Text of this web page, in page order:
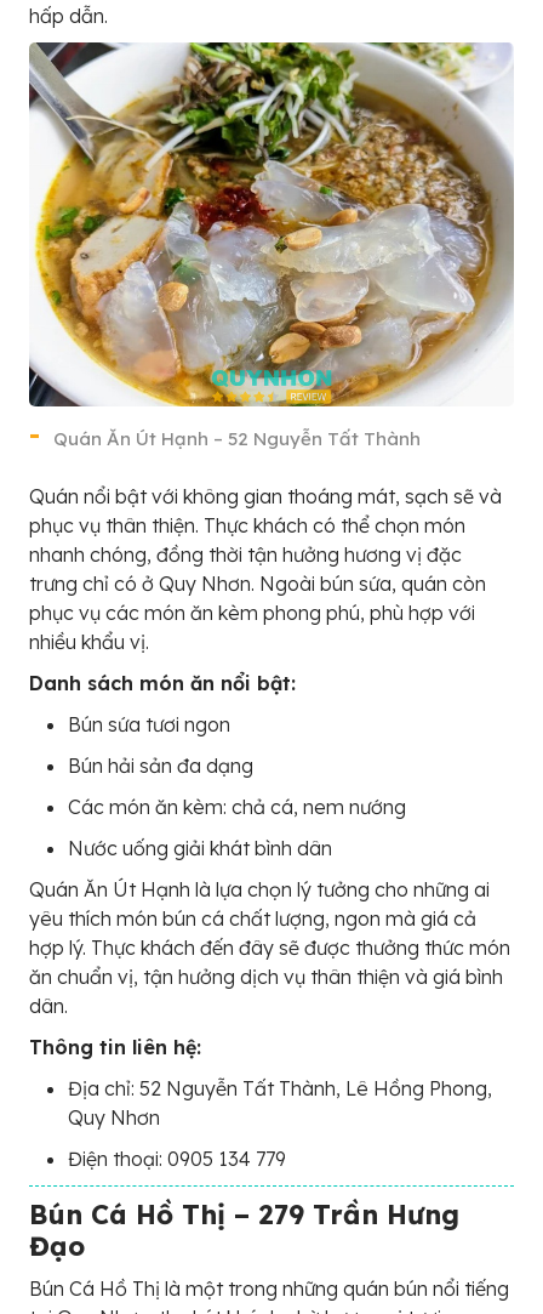
hấp dẫn.
Quán Ăn Út Hạnh – 52 Nguyễn Tất Thành
Quán nổi bật với không gian thoáng mát, sạch sẽ và
phục vụ thân thiện. Thực khách có thể chọn món
nhanh chóng, đồng thời tận hưởng hương vị đặc
trưng chỉ có ở Quy Nhơn. Ngoài bún sứa, quán còn
phục vụ các món ăn kèm phong phú, phù hợp với
nhiều khẩu vị.
Danh sách món ăn nổi bật:
Bún sứa tươi ngon
Bún hải sản đa dạng
Các món ăn kèm: chả cá, nem nướng
Nước uống giải khát bình dân
Quán Ăn Út Hạnh là lựa chọn lý tưởng cho những ai
yêu thích món bún cá chất lượng, ngon mà giá cả
hợp lý. Thực khách đến đây sẽ được thưởng thức món
ăn chuẩn vị, tận hưởng dịch vụ thân thiện và giá bình
dân.
Thông tin liên hệ:
Địa chỉ: 52 Nguyễn Tất Thành, Lê Hồng Phong,
Quy Nhơn
Điện thoại: 0905 134 779
Bún Cá Hồ Thị – 279 Trần Hưng
Đạo
Bún Cá Hồ Thị là một trong những quán bún nổi tiếng